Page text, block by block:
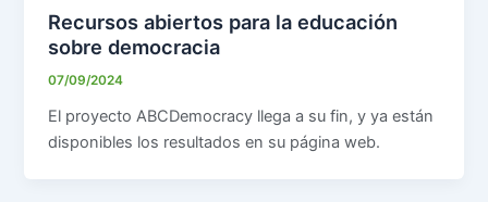
Recursos abiertos para la educación
sobre democracia
07/09/2024
El proyecto ABCDemocracy llega a su fin, y ya están
disponibles los resultados en su página web.